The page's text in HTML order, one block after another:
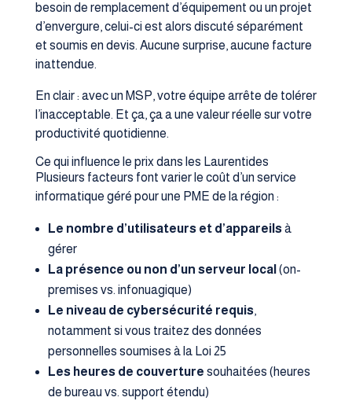
besoin de remplacement d’équipement ou un projet
d’envergure, celui-ci est alors discuté séparément
et soumis en devis. Aucune surprise, aucune facture
inattendue.
En clair : avec un MSP, votre équipe arrête de tolérer
l’inacceptable. Et ça, ça a une valeur réelle sur votre
productivité quotidienne.
Ce qui influence le prix dans les Laurentides
Plusieurs facteurs font varier le coût d’un service
informatique géré pour une PME de la région :
Le nombre d’utilisateurs et d’appareilsà
gérer
La présence ou non d’un serveur local (on-
premises vs. infonuagique)
Le niveau de cybersécurité requis,
notamment si vous traitez des données
personnelles soumises à la Loi 25
Les heures de couverture souhaitées (heures
de bureau vs. support étendu)